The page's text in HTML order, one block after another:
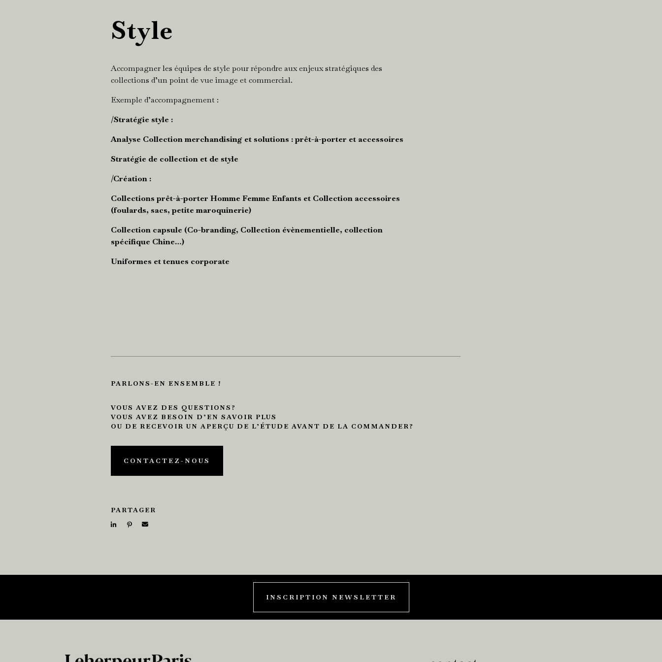
Style
Accompagner les équipes de style pour répondre aux enjeux stratégiques des
collections d’un point de vue image et commercial.
Exemple d’accompagnement :
/Stratégie style :
Analyse Collection merchandising et solutions : prêt-à-porter et accessoires
Stratégie de collection et de style
/Création :
Collections prêt-à-porter Homme Femme Enfants et Collection accessoires
(foulards, sacs, petite maroquinerie)
Collection capsule (Co-branding, Collection évènementielle, collection
spécifique Chine…)
Uniformes et tenues corporate
PARLONS-EN ENSEMBLE !
VOUS AVEZ DES QUESTIONS?
VOUS AVEZ BESOIN D’EN SAVOIR PLUS
OU DE RECEVOIR UN APERÇU DE L’ÉTUDE AVANT DE LA COMMANDER?
CONTACTEZ-NOUS
PARTAGER
INSCRIPTION NEWSLETTER